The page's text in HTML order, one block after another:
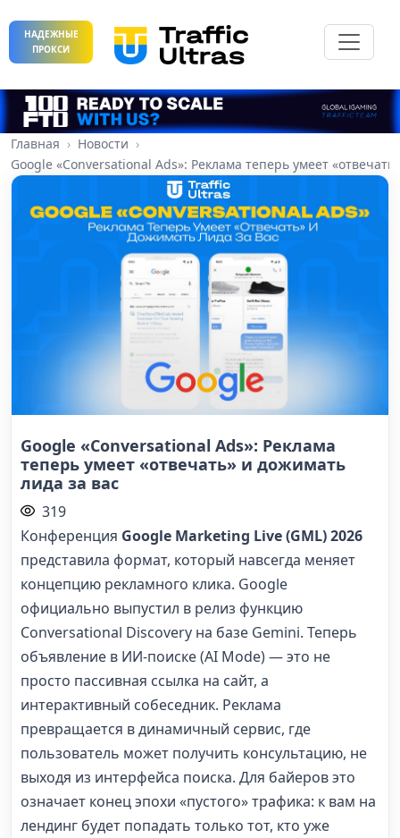
НАДЕЖНЫЕ
ПРОКСИ
Главная
Новости
Google «Conversational Ads»: Реклама теперь умеет
Google «Conversational Ads»: Реклама
теперь умеет «отвечать» и дожимать
лида за вас
319
Конференция Google Marketing Live (GML) 2026
представила формат, который навсегда меняет
концепцию рекламного клика. Google
официально выпустил в релиз функцию
Conversational Discovery на базе Gemini. Теперь
объявление в ИИ-поиске (AI Mode) — это не
просто пассивная ссылка на сайт, а
интерактивный собеседник. Реклама
превращается в динамичный сервис, где
пользователь может получить консультацию, не
выходя из интерфейса поиска. Для байеров это
означает конец эпохи «пустого» трафика: к вам на
лендинг будет попадать только тот, кто уже